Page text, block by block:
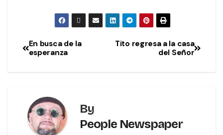
Tito regresa a la casa
del Señor
En busca de la
esperanza
By
People Newspaper